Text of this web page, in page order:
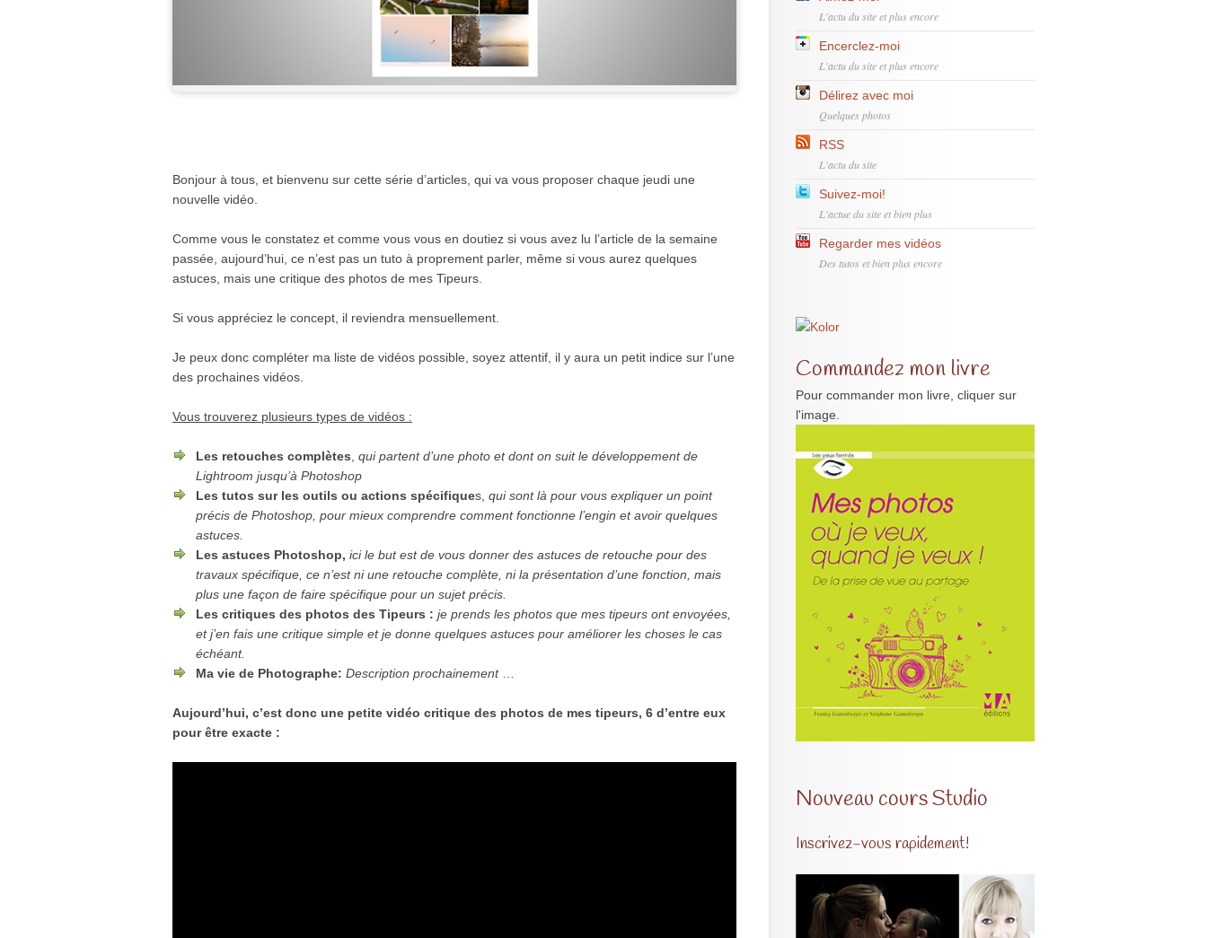
Bonjour à tous, et bienvenu sur cette série d’articles, qui va vous proposer chaque jeudi une
nouvelle vidéo.
Comme vous le constatez et comme vous vous en doutiez si vous avez lu l’article de la semaine
passée, aujourd’hui, ce n’est pas un tuto à proprement parler, même si vous aurez quelques
astuces, mais une critique des photos de mes Tipeurs.
Si vous appréciez le concept, il reviendra mensuellement.
Je peux donc compléter ma liste de vidéos possible, soyez attentif, il y aura un petit indice sur l’une
des prochaines vidéos.
Vous trouverez plusieurs types de vidéos :
Les retouches complètes qui partent d’une photo et dont on suit le développement de
Lightroom jusqu’à Photoshop
Les tutos sur les outils ou actions spécifiques, qui sont là pour vous expliquer un point
précis de Photoshop, pour mieux comprendre comment fonctionne l’engin et avoir quelques
astuces.
Les astuces Photoshop, ici le but est de vous donner des astuces de retouche pour des
travaux spécifique, ce n’est ni une retouche complète, ni la présentation d’une fonction, mais
plus une façon de faire spécifique pour un sujet précis.
Les critiques des photos des Tipeurs : je prends les photos que mes tipeurs ont envoyées,
et j’en fais une critique simple et je donne quelques astuces pour améliorer les choses le cas
échéant.
Ma vie de Photographe: Description prochainement…
Aujourd’hui, c’est donc une petite vidéo critique des photos de mes tipeurs, 6 d’entre eux
pour être exacte :
L'actu du site et plus encore
Encerclez-moi
L'actu du site et plus encore
Délirez avec moi
Quelques photos
RSS
L'actu du site
Suivez-moi!
L'actue du site et bien plus
Regarder mes vidéos
Des tutos et bien plus encore
Commandez mon livre
Pour commander mon livre, cliquer sur
l'image.
Nouveau cours Studio
Inscrivez-vous rapidement!